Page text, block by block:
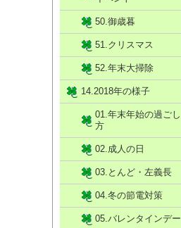
50.御歳暮
51.クリスマス
52.年末大掃除
14.2018年の様子
01.年末年始の過ごし
方
02.成人の日
03.とんど・左義長
04.冬の節電対策
05.バレンタインデー